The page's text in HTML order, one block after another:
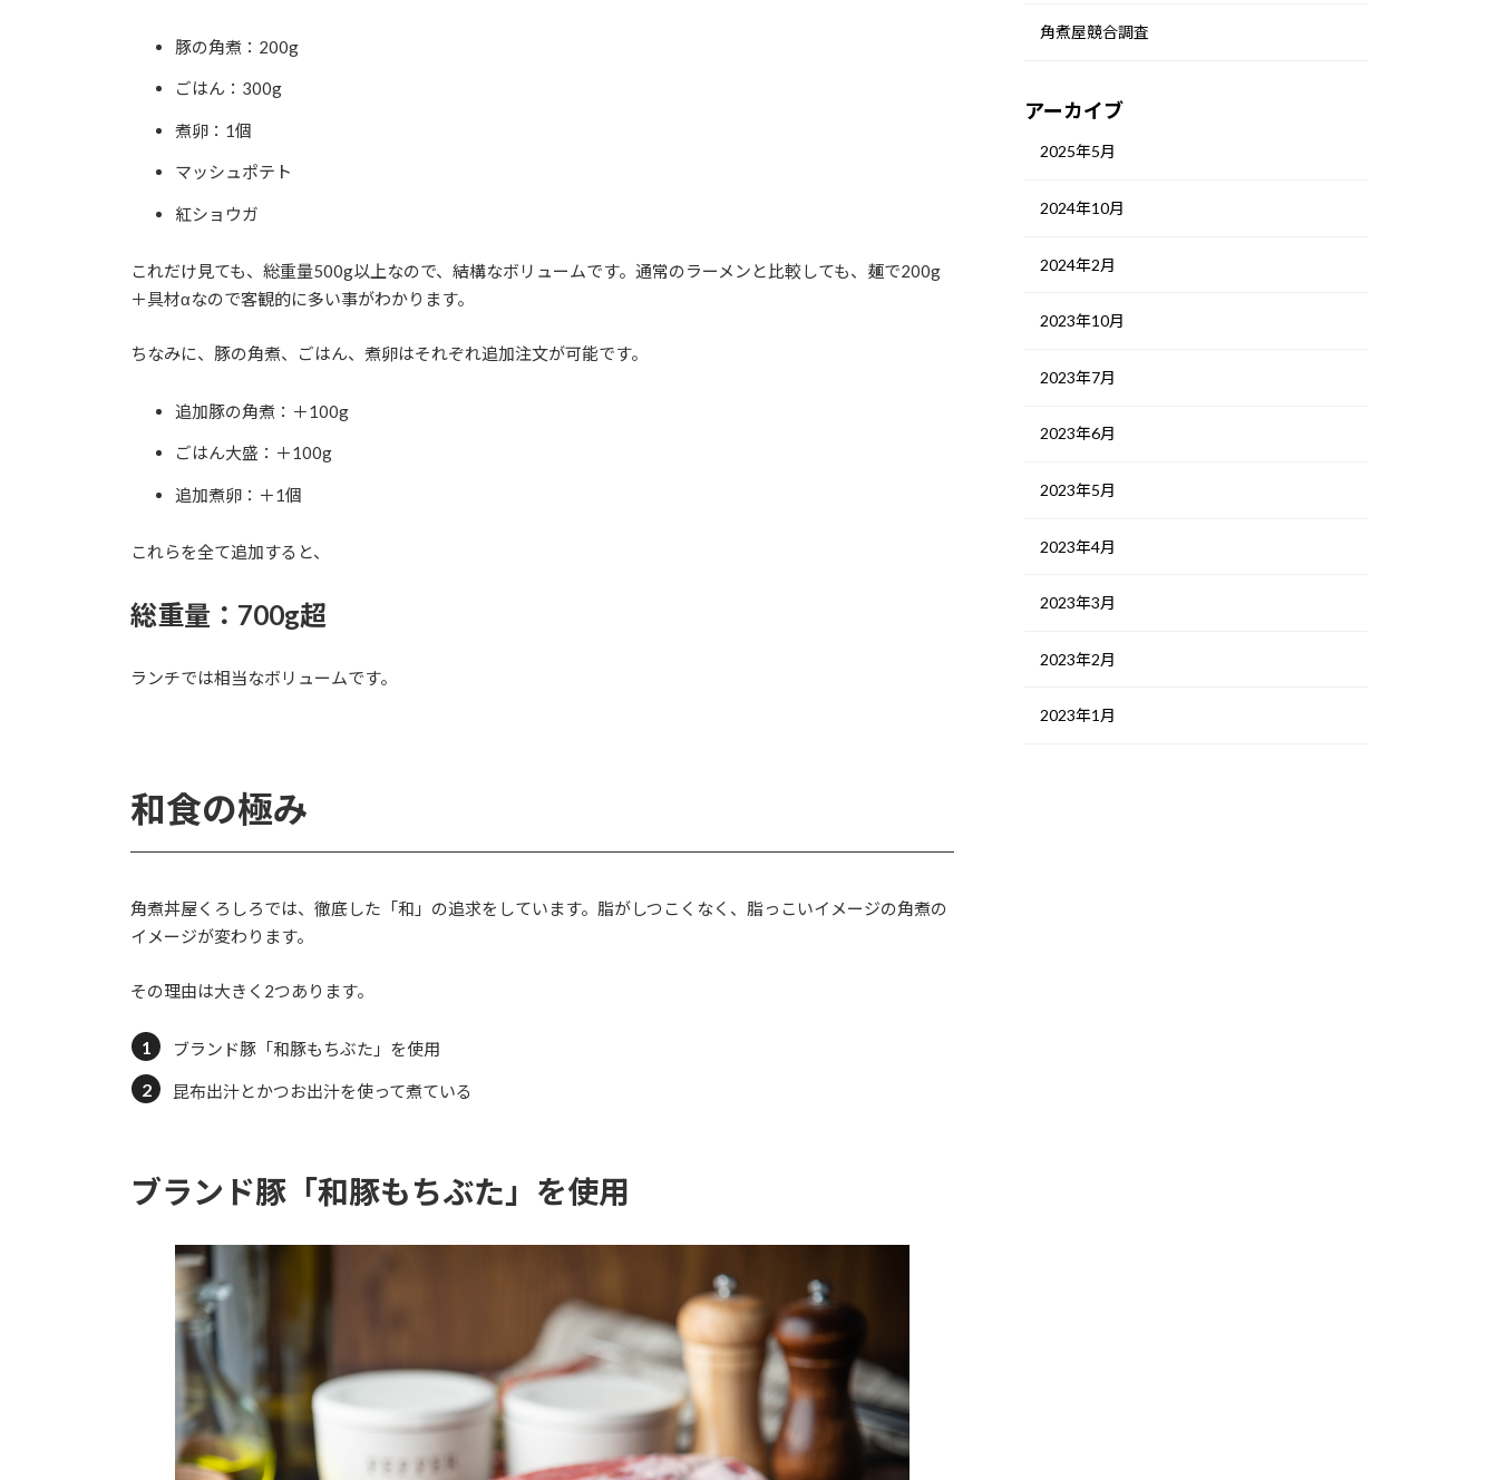
豚の角煮：200g
ごはん：300g
煮卵：1個
マッシュポテト
紅ショウガ
これだけ見ても、総重量500g以上なので、結構なボリュームです。通常のラーメンと比較しても、麺で200g
＋具材αなので客観的に多い事がわかります。
ちなみに、豚の角煮、ごはん、煮卵はそれぞれ追加注文が可能です。
追加豚の角煮：＋100g
ごはん大盛：＋100g
追加煮卵：＋1個
これらを全て追加すると、
総重量：700g超
ランチでは相当なボリュームです。
和食の極み
角煮丼屋くろしろでは、徹底した「和」の追求をしています。脂がしつこくなく、脂っこいイメージの角煮の
イメージが変わります。
その理由は大きく2つあります。
ブランド豚「和豚もちぶた」を使用
昆布出汁とかつお出汁を使って煮ている
ブランド豚「和豚もちぶた」を使用
角煮屋競合調査
アーカイブ
2025年5月
2024年10月
2024年2月
2023年10月
2023年7月
2023年6月
2023年5月
2023年4月
2023年3月
2023年2月
2023年1月